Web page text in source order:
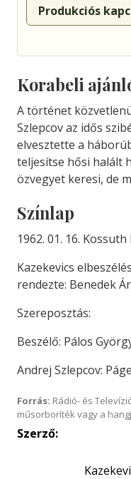
Produkciós
Korabeli
A történet
Szlepcov az idős
elvesztette a
teljesítse hősi halált
özvegyet keresi, de
Színlap
1962. 01. 16. Kossuth
Kazekevics
rendezte: Benedek
Szereposztás:
Beszélő: Pálos
Andrej Szlepcov:
Forrás: Rádió- és
műsorboríték vagy a
Szerző: